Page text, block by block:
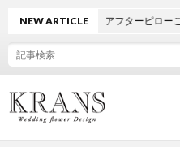
NEW ARTICLE
アフターピローご依頼のI様へ